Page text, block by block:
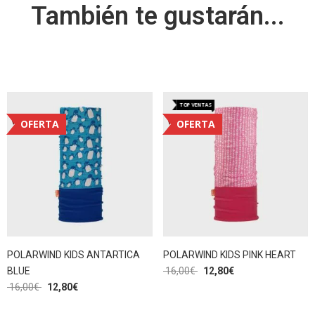
También te gustarán...
OFERTA
POLARWIND KIDS ANTARTICA
BLUE
16,00€ 12,80€
OFERTA
TOP VENTAS
POLARWIND KIDS PINK HEART
16,00€ 12,80€